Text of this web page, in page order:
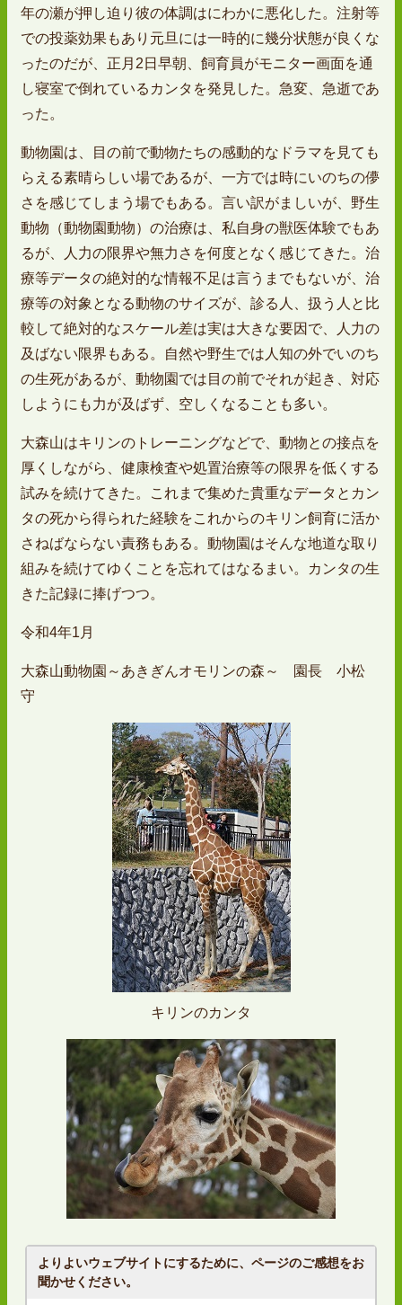
年の瀬が押し迫り彼の体調はにわかに悪化した。注射等
での投薬効果もあり元旦には一時的に幾分状態が良くな
ったのだが、正月2日早朝、飼育員がモニター画面を通
し寝室で倒れているカンタを発見した。急変、急逝であ
った。
動物園は、目の前で動物たちの感動的なドラマを見ても
らえる素晴らしい場であるが、一方では時にいのちの儚
さを感じてしまう場でもある。言い訳がましいが、野生
動物（動物園動物）の治療は、私自身の獣医体験でもあ
るが、人力の限界や無力さを何度となく感じてきた。治
療等データの絶対的な情報不足は言うまでもないが、治
療等の対象となる動物のサイズが、診る人、扱う人と比
較して絶対的なスケール差は実は大きな要因で、人力の
及ばない限界もある。自然や野生では人知の外でいのち
の生死があるが、動物園では目の前でそれが起き、対応
しようにも力が及ばず、空しくなることも多い。
大森山はキリンのトレーニングなどで、動物との接点を
厚くしながら、健康検査や処置治療等の限界を低くする
試みを続けてきた。これまで集めた貴重なデータとカン
タの死から得られた経験をこれからのキリン飼育に活か
さねばならない責務もある。動物園はそんな地道な取り
組みを続けてゆくことを忘れてはなるまい。カンタの生
きた記録に捧げつつ。
令和4年1月
大森山動物園～あきぎんオモリンの森～ 園長 小松
守
キリンのカンタ
よりよいウェブサイトにするために、ページのご感想をお
聞かせください。